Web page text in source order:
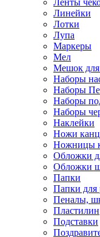
Ленты
Линейки
Лотки
Лупа
Маркеры
Мел
Мешок для
Наборы
Наборы
Наборы
Наборы
Наклейки
Ножи
Ножницы
Обложки
Обложки
Папки
Папки для
Пеналы,
Пластилин
Подставки